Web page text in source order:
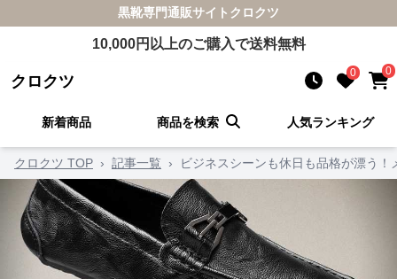
黒靴専門通販サイト クロクツ
10,000円以上のご購入で送料無料
クロクツ 0 0
新着商品 商品を検索 人気ランキング
クロクツ TOP › 記事一覧 › ビジネスシーンも休日も品格が漂う